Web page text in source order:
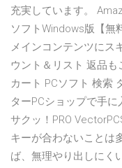
充実しています。
ソフトWindows版【無
メインコンテンツにス
ウント＆リスト 返品
カート PCソフト 検索
ターPCショップで手
サクッ！PRO
キーが合わないことは
ば、無理やり出しにく